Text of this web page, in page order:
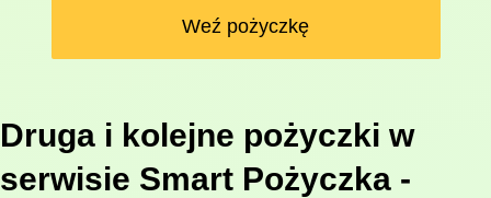
Weź pożyczkę
Druga i kolejne pożyczki w
serwisie Smart Pożyczka -